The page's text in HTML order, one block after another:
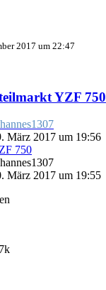
2017 um 22:47
YZF 750
März 2017 um 19:56
750
März 2017 um 19:55